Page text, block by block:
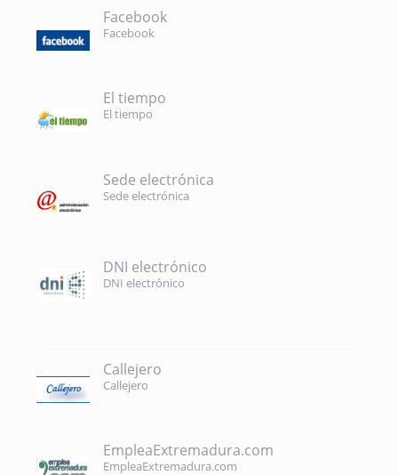
Facebook
Facebook
El tiempo
El tiempo
Sede electrónica
Sede electrónica
DNI electrónico
DNI electrónico
Callejero
Callejero
EmpleaExtremadura.com
EmpleaExtremadura.com